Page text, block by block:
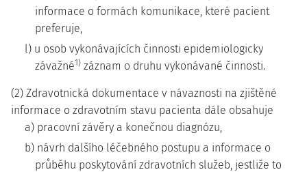
informace o formách komunikace, které pacient
preferuje,
l) u osob vykonávajících činnosti epidemiologicky
závažné1) záznam o druhu vykonávané činnosti.
(2) Zdravotnická dokumentace v návaznosti na zjištěné
informace o zdravotním stavu pacienta dále obsahuje
a) pracovní závěry a konečnou diagnózu,
b) návrh dalšího léčebného postupu a informace o
průběhu poskytování zdravotních služeb, jestliže to